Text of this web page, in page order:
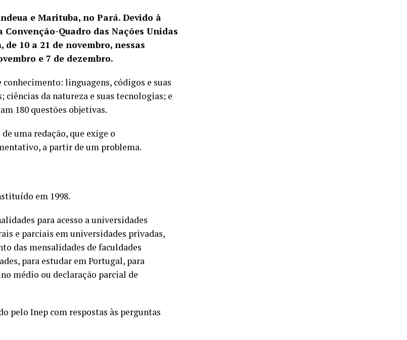
e Marituba, no Pará. Devido à
Quadro das Nações Unidas
10 a 21 de novembro, nessas
e 7 de dezembro.
linguagens, códigos e suas
da natureza e suas tecnologias; e
180 questões objetivas.
uma redação, que exige o
a partir de um problema.
em 1998.
para acesso a universidades
e parciais em universidades privadas,
das mensalidades de faculdades
para estudar em Portugal, para
médio ou declaração parcial de
pelo Inep com respostas às perguntas